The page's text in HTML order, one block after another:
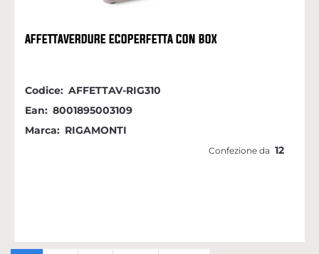
AFFETTAVERDURE ECOPERFETTA CON BOX
Codice: AFFETTAV-RIG310
Ean: 8001895003109
Marca: RIGAMONTI
Confezione da 12